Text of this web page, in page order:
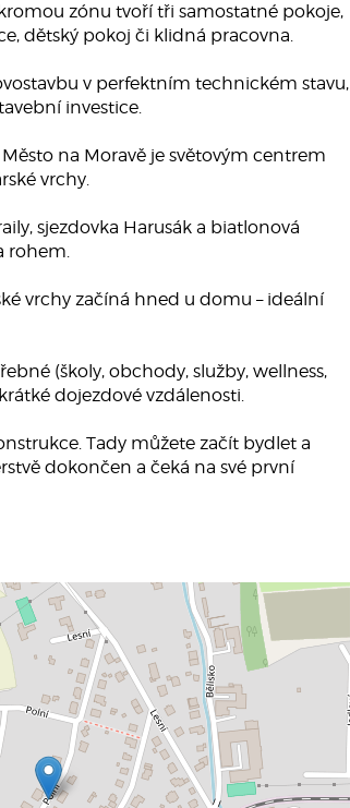
zónu tvoří tři samostatné pokoje,
dětský pokoj či klidná pracovna.
v perfektním technickém stavu,
investice.
na Moravě je světovým centrem
vrchy.
sjezdovka Harusák a biatlonová
rohem.
vrchy začíná hned u domu – ideální
(školy, obchody, služby, wellness,
dojezdové vzdálenosti.
Tady můžete začít bydlet a
dokončen a čeká na své první